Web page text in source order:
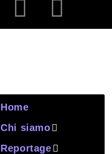
Home
Chi siamo
Reportage